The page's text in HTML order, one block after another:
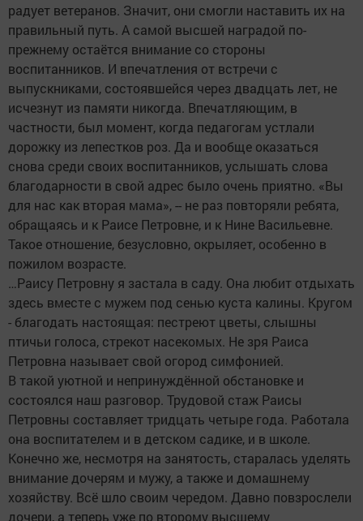
радует ветеранов. Значит, они смогли наставить их на
правильный путь. А самой высшей наградой по-
прежнему остаётся внимание со стороны
воспитанников. И впечатления от встречи с
выпускниками, состоявшейся через двадцать лет, не
исчезнут из памяти никогда. Впечатляющим, в
частности, был момент, когда педагогам устлали
дорожку из лепестков роз. Да и вообще оказаться
снова среди своих воспитанников, услышать слова
благодарности в свой адрес было очень приятно. «Вы
для нас как вторая мама», -- не раз повторяли ребята,
обращаясь и к Раисе Петровне, и к Нине Васильевне.
Такое отношение, безусловно, окрыляет, особенно в
пожилом возрасте.
…Раису Петровну я застала в саду. Она любит отдыхать
здесь вместе с мужем под сенью куста калины. Кругом
- благодать настоящая: пестреют цветы, слышны
птичьи голоса, стрекот насекомых. Не зря Раиса
Петровна называет свой огород симфонией.
В такой уютной и непринуждённой обстановке и
состоялся наш разговор. Трудовой стаж Раисы
Петровны составляет тридцать четыре года. Работала
она воспитателем и в детском садике, и в школе.
Конечно же, несмотря на занятость, старалась уделять
внимание дочерям и мужу, а также и домашнему
хозяйству. Всё шло своим чередом. Давно повзрослели
дочери, а теперь уже по второму высшему